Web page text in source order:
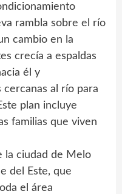
rambla sobre el río
cambio en la
crecía a espaldas
él y
cercanas al río para
plan incluye
familias que viven
la ciudad de Melo
del Este, que
el área